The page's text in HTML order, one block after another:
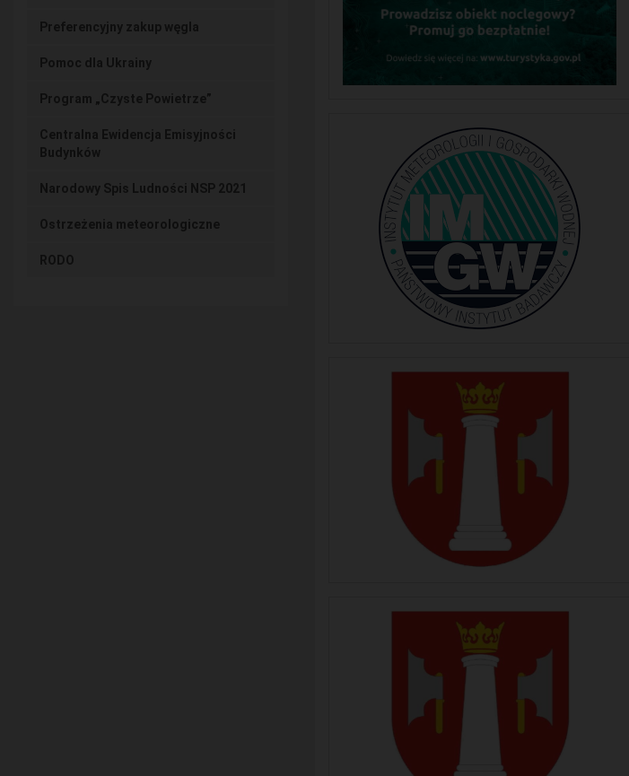
Preferencyjny zakup węgla
Pomoc dla Ukrainy
Program „Czyste Powietrze”
Centralna Ewidencja Emisyjności
Budynków
Narodowy Spis Ludności NSP 2021
Ostrzeżenia meteorologiczne
RODO